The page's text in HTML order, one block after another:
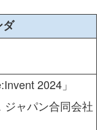
ダ
2024」
ジャパン合同会社